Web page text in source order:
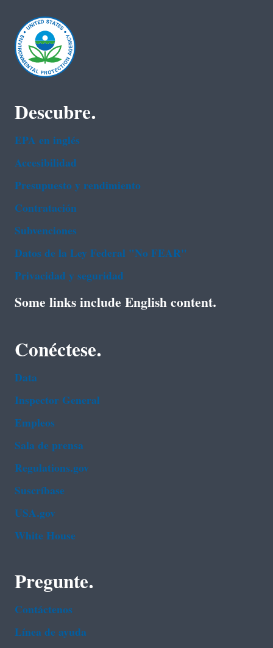
Descubre.
EPA en ingl‌és
Accesibilidad
Presupuesto y rendimiento
Contratación
Subvenciones
Datos de la Ley Federal "No FEAR"
Privacidad y seguridad
Some links include English content.
Conéctese.
Data
Inspector General
Empleos
Sala de prensa
Regulations.gov
Suscríbase
USA.gov
White House
Pregunte.
Contáctenos
Línea de ayuda